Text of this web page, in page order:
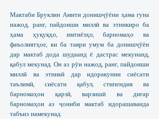
Мактаби Бруклин Амити донишҷӯёни ҳама гуна
нажод, ранг, пайдоиши миллӣ ва этникиро ба
ҳама ҳуқуқҳо, имтиёзҳо, барномаҳо ва
фаъолиятҳое, ки ба таври умум ба донишҷӯён
дар мактаб дода шудаанд ё дастрас мекунанд,
қабул мекунад. Он аз рӯи нажод, ранг, пайдоиши
миллӣ ва этникӣ дар идоракунии сиёсати
таълимӣ, сиёсати қабул, стипендия ва
барномаҳои қарзӣ, варзишӣ ва дигар
барномаҳои аз ҷониби мактаб идорашаванда
табъиз намекунад.